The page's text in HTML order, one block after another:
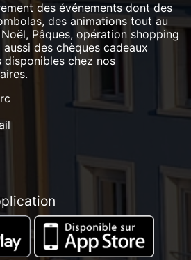
des événements dont des
des animations tout au
Pâques, opération shopping
des chèques cadeaux
disponibles chez nos